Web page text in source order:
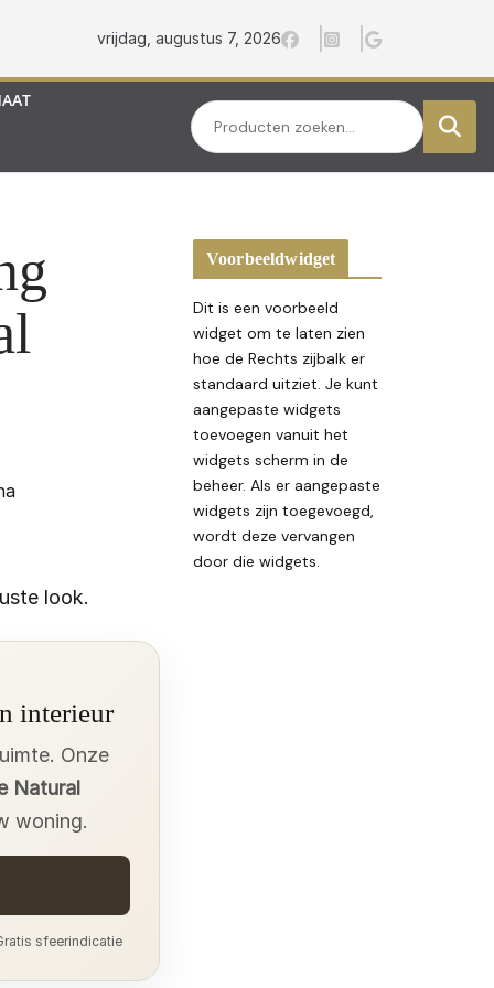
vrijdag, augustus 7, 2026
Zoeken
look.
interieur
Onze
Natural
woning.
sfeerindicatie
Voorbeeldwidget
Dit is een voorbeeld
widget om te laten zien
hoe de Rechts zijbalk er
standaard uitziet. Je kunt
aangepaste widgets
toevoegen vanuit het
widgets scherm in de
beheer. Als er aangepaste
widgets zijn toegevoegd,
wordt deze vervangen
door die widgets.